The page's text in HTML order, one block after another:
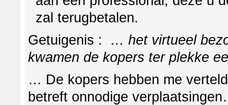
zal terugbetalen.
Getuigenis : … het virtueel
kwamen de kopers ter plekke
… De kopers hebben me
betreft onnodige